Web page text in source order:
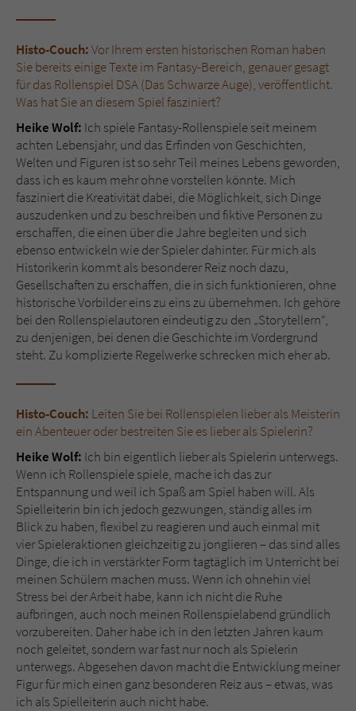
Histo-Couch:Vor Ihrem ersten historischen Roman haben
Sie bereits einige Texte im Fantasy-Bereich, genauer gesagt
für das Rollenspiel DSA (Das Schwarze Auge), veröffentlicht.
Was hat Sie an diesem Spiel fasziniert?
Heike Wolf: Ich spiele Fantasy-Rollenspiele seit meinem
achten Lebensjahr, und das Erfinden von Geschichten,
Welten und Figuren ist so sehr Teil meines Lebens geworden,
dass ich es kaum mehr ohne vorstellen könnte. Mich
fasziniert die Kreativität dabei, die Möglichkeit, sich Dinge
auszudenken und zu beschreiben und fiktive Personen zu
erschaffen, die einen über die Jahre begleiten und sich
ebenso entwickeln wie der Spieler dahinter. Für mich als
Historikerin kommt als besonderer Reiz noch dazu,
Gesellschaften zu erschaffen, die in sich funktionieren, ohne
historische Vorbilder eins zu eins zu übernehmen. Ich gehöre
bei den Rollenspielautoren eindeutig zu den „Storytellern“,
zu denjenigen, bei denen die Geschichte im Vordergrund
steht. Zu komplizierte Regelwerke schrecken mich eher ab.
Histo-Couch: Leiten Sie bei Rollenspielen lieber als Meisterin
ein Abenteuer oder bestreiten Sie es lieber als Spielerin?
Heike Wolf: Ich bin eigentlich lieber als Spielerin unterwegs.
Wenn ich Rollenspiele spiele, mache ich das zur
Entspannung und weil ich Spaß am Spiel haben will. Als
Spielleiterin bin ich jedoch gezwungen, ständig alles im
Blick zu haben, flexibel zu reagieren und auch einmal mit
vier Spieleraktionen gleichzeitig zu jonglieren – das sind alles
Dinge, die ich in verstärkter Form tagtäglich im Unterricht bei
meinen Schülern machen muss. Wenn ich ohnehin viel
Stress bei der Arbeit habe, kann ich nicht die Ruhe
aufbringen, auch noch meinen Rollenspielabend gründlich
vorzubereiten. Daher habe ich in den letzten Jahren kaum
noch geleitet, sondern war fast nur noch als Spielerin
unterwegs. Abgesehen davon macht die Entwicklung meiner
Figur für mich einen ganz besonderen Reiz aus – etwas, was
ich als Spielleiterin auch nicht habe.